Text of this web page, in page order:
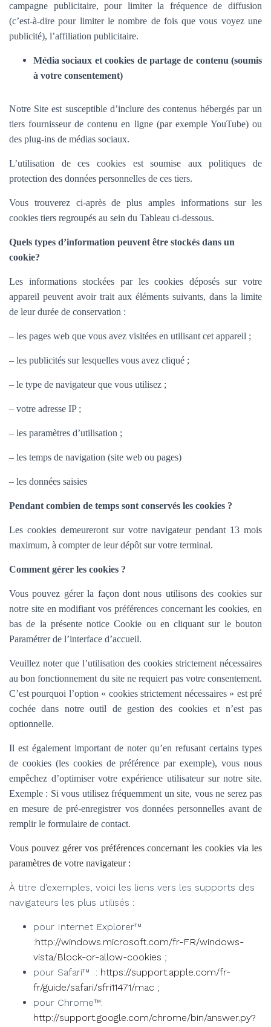
campagne publicitaire, pour limiter la fréquence de diffusion
(c’est-à-dire pour limiter le nombre de fois que vous voyez une
publicité), l’affiliation publicitaire.
Média sociaux et cookies de partage de contenu (soumis
à votre consentement)
Notre Site est susceptible d’inclure des contenus hébergés par un
tiers fournisseur de contenu en ligne (par exemple YouTube) ou
des plug-ins de médias sociaux.
L’utilisation de ces cookies est soumise aux politiques de
protection des données personnelles de ces tiers.
Vous trouverez ci-après de plus amples informations sur les
cookies tiers regroupés au sein du Tableau ci-dessous.
Quels types d’information peuvent être stockés dans un
cookie?
Les informations stockées par les cookies déposés sur votre
appareil peuvent avoir trait aux éléments suivants, dans la limite
de leur durée de conservation :
– les pages web que vous avez visitées en utilisant cet appareil ;
– les publicités sur lesquelles vous avez cliqué ;
– le type de navigateur que vous utilisez ;
– votre adresse IP ;
– les paramètres d’utilisation ;
– les temps de navigation (site web ou pages)
– les données saisies
Pendant combien de temps sont conservés les cookies ?
Les cookies demeureront sur votre navigateur pendant 13 mois
maximum, à compter de leur dépôt sur votre terminal.
Comment gérer les cookies ?
Vous pouvez gérer la façon dont nous utilisons des cookies sur
notre site en modifiant vos préférences concernant les cookies, en
bas de la présente notice Cookie ou en cliquant sur le bouton
Paramétrer de l’interface d’accueil.
Veuillez noter que l’utilisation des cookies strictement nécessaires
au bon fonctionnement du site ne requiert pas votre consentement.
C’est pourquoi l’option « cookies strictement nécessaires » est pré
cochée dans notre outil de gestion des cookies et n’est pas
optionnelle.
Il est également important de noter qu’en refusant certains types
de cookies (les cookies de préférence par exemple), vous nous
empêchez d’optimiser votre expérience utilisateur sur notre site.
Exemple : Si vous utilisez fréquemment un site, vous ne serez pas
en mesure de pré-enregistrer vos données personnelles avant de
remplir le formulaire de contact.
Vous pouvez gérer vos préférences concernant les cookies via les
paramètres de votre navigateur :
À titre d’exemples, voici les liens vers les supports des
navigateurs les plus utilisés :
pour Internet Explorer™
:http://windows.microsoft.com/fr-FR/windows-
vista/Block-or-allow-cookies ;
pour Safari™ : https://support.apple.com/fr-
fr/guide/safari/sfri11471/mac ;
pour Chrome™:
http://support.google.com/chrome/bin/answer.py?